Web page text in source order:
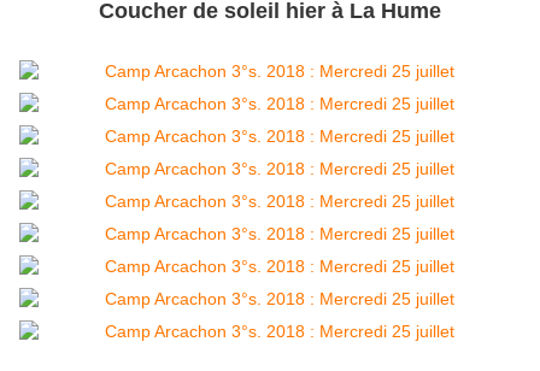
Coucher de soleil hier à La Hume